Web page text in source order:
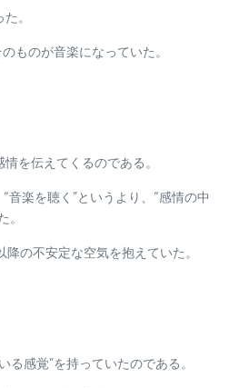
。
ものが音楽になっていた。
を伝えてくるのである。
音楽を聴く”というより、“感情の中
。
の不安定な空気を抱えていた。
る感覚”を持っていたのである。